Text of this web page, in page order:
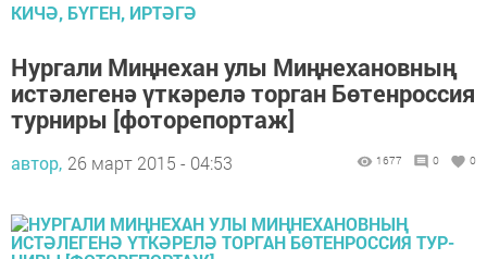
КИЧӘ, БҮГЕН, ИРТӘГӘ
Нургали Миңнехан улы Миңнехановның
истәлегенә үткәрелә торган Бөтенроссия
тур­ниры [фоторепортаж]
автор, 26 март 2015 - 04:53 1677 0 0